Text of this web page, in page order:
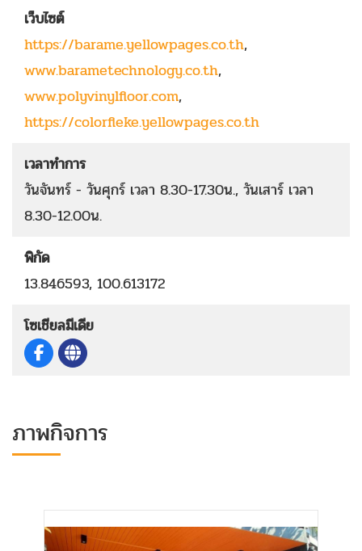
เว็บไซต์
https://barame.yellowpages.co.th,
www.barametechnology.co.th,
www.polyvinylfloor.com,
https://colorfleke.yellowpages.co.th
เวลาทำการ
วันจันทร์ - วันศุกร์ เวลา 8.30-17.30น., วันเสาร์ เวลา
8.30-12.00น.
พิกัด
13.846593, 100.613172
โซเชียลมีเดีย
ภาพกิจการ